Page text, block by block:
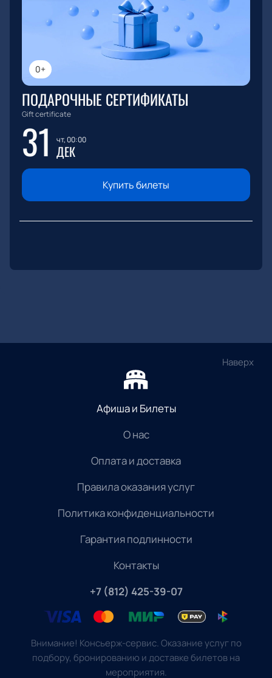
0+
ПОДАРОЧНЫЕ СЕРТИФИКАТЫ
Gift certificate
31 чт, 00:00
ДЕК
Купить билеты
Наверх
Афиша и Билеты
О нас
Оплата и доставка
Правила оказания услуг
Политика конфиденциальности
Гарантия подлинности
Контакты
+7 (812) 425-39-07
Внимание! Консьерж-сервис. Оказание услуг по
подбору, бронированию и доставке билетов на
мероприятия.